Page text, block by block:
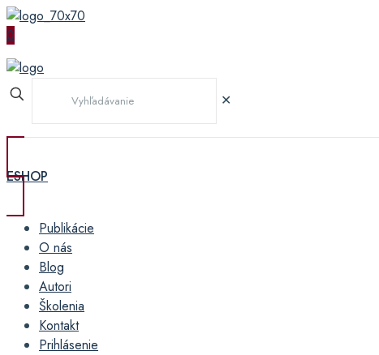
0
✕
ESHOP
Publikácie
O nás
Blog
Autori
Školenia
Kontakt
Prihlásenie